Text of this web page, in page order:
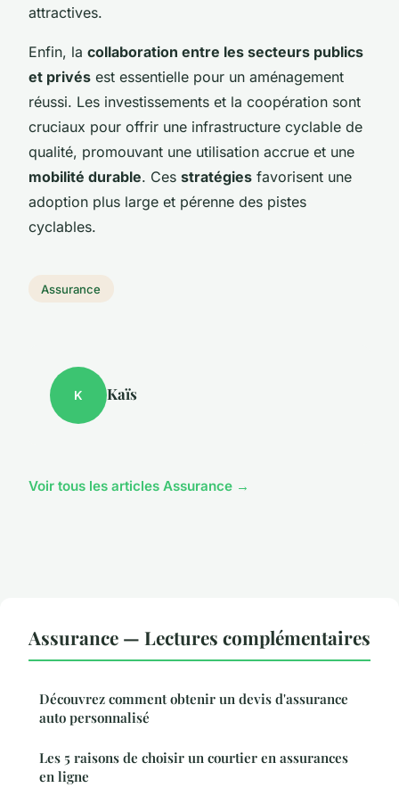
attractives.
Enfin, la collaboration entre les secteurs publics
et privés est essentielle pour un aménagement
réussi. Les investissements et la coopération sont
cruciaux pour offrir une infrastructure cyclable de
qualité, promouvant une utilisation accrue et une
mobilité durable. Ces stratégies favorisent une
adoption plus large et pérenne des pistes
cyclables.
Assurance
K Kaïs
Voir tous les articles Assurance →
Assurance — Lectures complémentaires
Découvrez comment obtenir un devis d'assurance
auto personnalisé
Les 5 raisons de choisir un courtier en assurances
en ligne